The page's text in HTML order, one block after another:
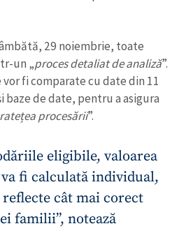
29 noiembrie, toate
un „proces detaliat de analiză”.
fi comparate cu date din 11
baze de date, pentru a asigura
procesării”.
eligibile, valoarea
fi calculată individual,
cât mai corect
familii”, notează